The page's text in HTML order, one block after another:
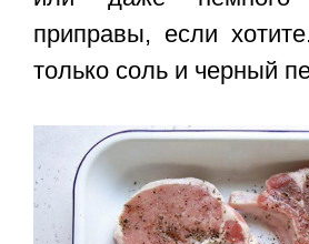
приправы, если
только соль и черный